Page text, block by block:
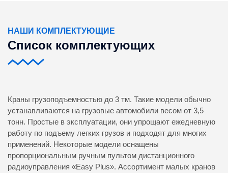
НАШИ КОМПЛЕКТУЮЩИЕ
Список комплектующих
Краны грузоподъемностью до 3 тм. Такие модели обычно
устанавливаются на грузовые автомобили весом от 3,5
тонн. Простые в эксплуатации, они упрощают ежедневную
работу по подъему легких грузов и подходят для многих
применений. Некоторые модели оснащены
пропорциональным ручным пультом дистанционного
радиоуправления «Easy Plus». Ассортимент малых кранов